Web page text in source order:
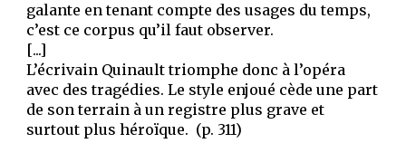
galante en tenant compte des usages du temps,
c’est ce corpus qu’il faut observer.
[...]
L’écrivain Quinault triomphe donc à l’opéra
avec des tragédies. Le style enjoué cède une part
de son terrain à un registre plus grave et
surtout plus héroïque. (p. 311)